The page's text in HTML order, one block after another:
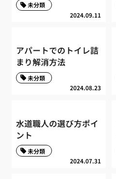
2024.09.11
未分類
アパートでのトイレ詰
まり解消方法
2024.08.23
未分類
水道職人の選び方ポイ
ント
2024.07.31
未分類